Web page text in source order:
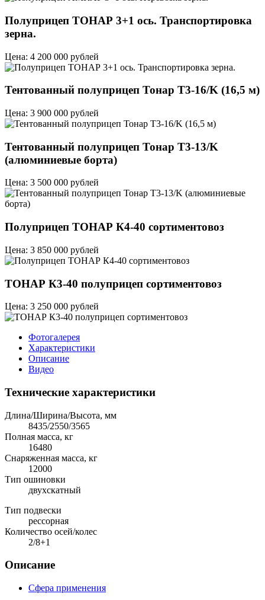
Полуприцеп ТОНАР 3+1 ось. Транспортировка
зерна.
Цена: 4 200 000 рублей
Тентованный полуприцеп Тонар T3-16/K (16,5 м)
Цена: 3 900 000 рублей
Тентованный полуприцеп Тонар T3-13/K
(алюминиевые борта)
Цена: 3 500 000 рублей
Полуприцеп ТОНАР К4-40 сортиментовоз
Цена: 3 850 000 рублей
ТОНАР К3-40 полуприцеп сортиментовоз
Цена: 3 250 000 рублей
Фотогалерея
Характеристики
Описание
Видео
Технические характеристики
Длина/Ширина/Высота, мм
8435/2550/3565
Полная масса, кг
16480
Снаряженная масса, кг
12000
Тип ошиновки
двухскатный
Тип подвески
рессорная
Количество осей/колес
2/8+1
Описание
Сфера применения